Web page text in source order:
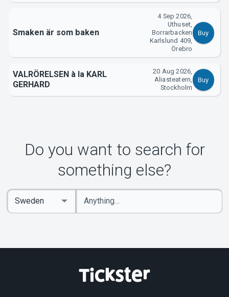
About Tickster
Smaken är som baken
4 Sep 2026,
Uthuset,
Borrarbacken
Karlslund 409,
Örebro
Buy
VALRÖRELSEN à la KARL
GERHARD
20 Aug 2026,
Aliasteatern,
Stockholm
Buy
Do you want to search for
something else?
Enter
keywords
Select
Country